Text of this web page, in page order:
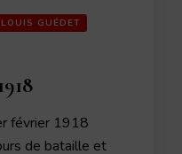
LOUIS GUÉDET
février 1918
de bataille et